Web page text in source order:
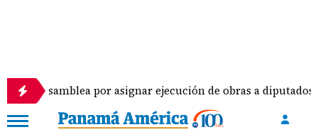
por asignar ejecución de obras a diputados